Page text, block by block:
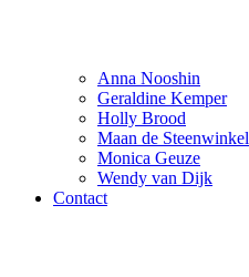
Anna Nooshin
Geraldine Kemper
Holly Brood
Maan de Steenwinkel
Monica Geuze
Wendy van Dijk
Contact